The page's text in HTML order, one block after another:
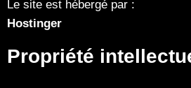
Le site est hébergé par :
Hostinger
Propriété